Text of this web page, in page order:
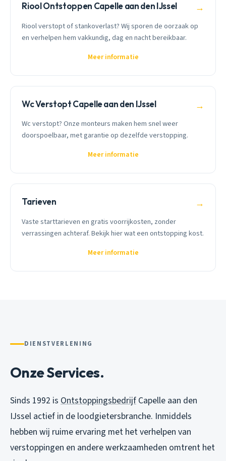
Riool Ontstoppen Capelle aan den IJssel →
Riool verstopt of stankoverlast? Wij sporen de oorzaak op
en verhelpen hem vakkundig, dag en nacht bereikbaar.
Meer informatie
Wc Verstopt Capelle aan den IJssel →
Wc verstopt? Onze monteurs maken hem snel weer
doorspoelbaar, met garantie op dezelfde verstopping.
Meer informatie
Tarieven →
Vaste starttarieven en gratis voorrijkosten, zonder
verrassingen achteraf. Bekijk hier wat een ontstopping kost.
Meer informatie
DIENSTVERLENING
Onze Services.
Sinds 1992 is Ontstoppingsbedrijf Capelle aan den
IJssel actief in de loodgietersbranche. Inmiddels
hebben wij ruime ervaring met het verhelpen van
verstoppingen en andere werkzaamheden omtrent het